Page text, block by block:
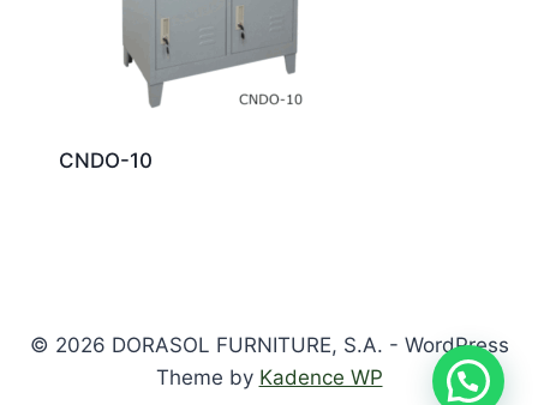
CNDO-10
© 2026 DORASOL FURNITURE, S.A. - WordPress
Theme by Kadence WP